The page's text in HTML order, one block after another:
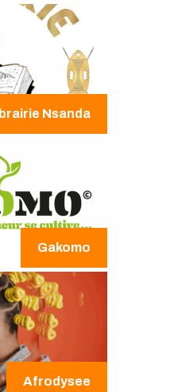
Nsanda
Gakomo
Afrodysee